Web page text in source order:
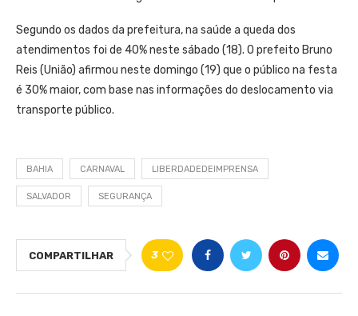
Segundo os dados da prefeitura, na saúde a queda dos
atendimentos foi de 40% neste sábado (18). O prefeito Bruno
Reis (União) afirmou neste domingo (19) que o público na festa
é 30% maior, com base nas informações do deslocamento via
transporte público.
BAHIA CARNAVAL LIBERDADEDEIMPRENSA
SALVADOR SEGURANÇA
COMPARTILHAR 3